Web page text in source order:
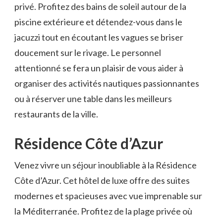
privé. Profitez des bains de soleil autour⁤ de la
piscine extérieure et ⁣détendez-vous dans ‌le
jacuzzi‍ tout en écoutant les vagues se briser
doucement sur‌ le rivage. Le ⁣personnel
attentionné se fera un plaisir de vous aider à ​
organiser des activités nautiques passionnantes
ou à réserver une table dans les meilleurs
restaurants de‍ la ville.
Résidence Côte ⁣d’Azur
Venez vivre un séjour inoubliable ⁤à la Résidence
Côte d’Azur. Cet hôtel ⁢de luxe ⁣offre des suites
modernes et spacieuses avec vue imprenable sur
la Méditerranée. Profitez de la plage privée où